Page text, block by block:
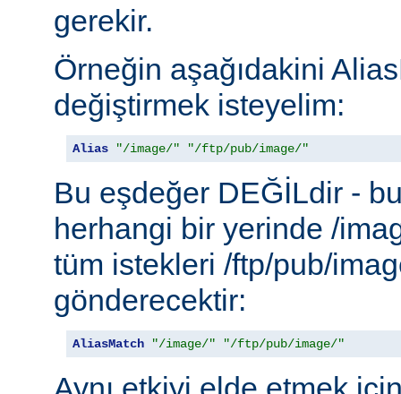
gerekir.
Örneğin aşağıdakini
değiştirmek isteyelim:
Alias "/image/" "/ftp/pub/image/"
Bu eşdeğer DEĞİLdir -
herhangi bir yerinde /
tüm istekleri /ftp/pub/
gönderecektir:
AliasMatch "/image/" "/ftp/pub/image/"